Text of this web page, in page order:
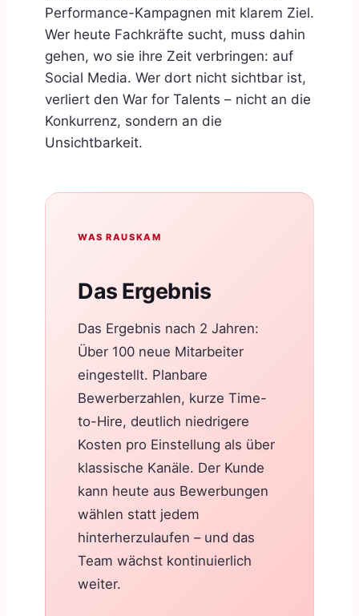
Performance-Kampagnen mit klarem Ziel.
Wer heute Fachkräfte sucht, muss dahin
gehen, wo sie ihre Zeit verbringen: auf
Social Media. Wer dort nicht sichtbar ist,
verliert den War for Talents – nicht an die
Konkurrenz, sondern an die
Unsichtbarkeit.
WAS RAUSKAM
Das Ergebnis
Das Ergebnis nach 2 Jahren:
Über 100 neue Mitarbeiter
eingestellt. Planbare
Bewerberzahlen, kurze Time-
to-Hire, deutlich niedrigere
Kosten pro Einstellung als über
klassische Kanäle. Der Kunde
kann heute aus Bewerbungen
wählen statt jedem
hinterherzulaufen – und das
Team wächst kontinuierlich
weiter.